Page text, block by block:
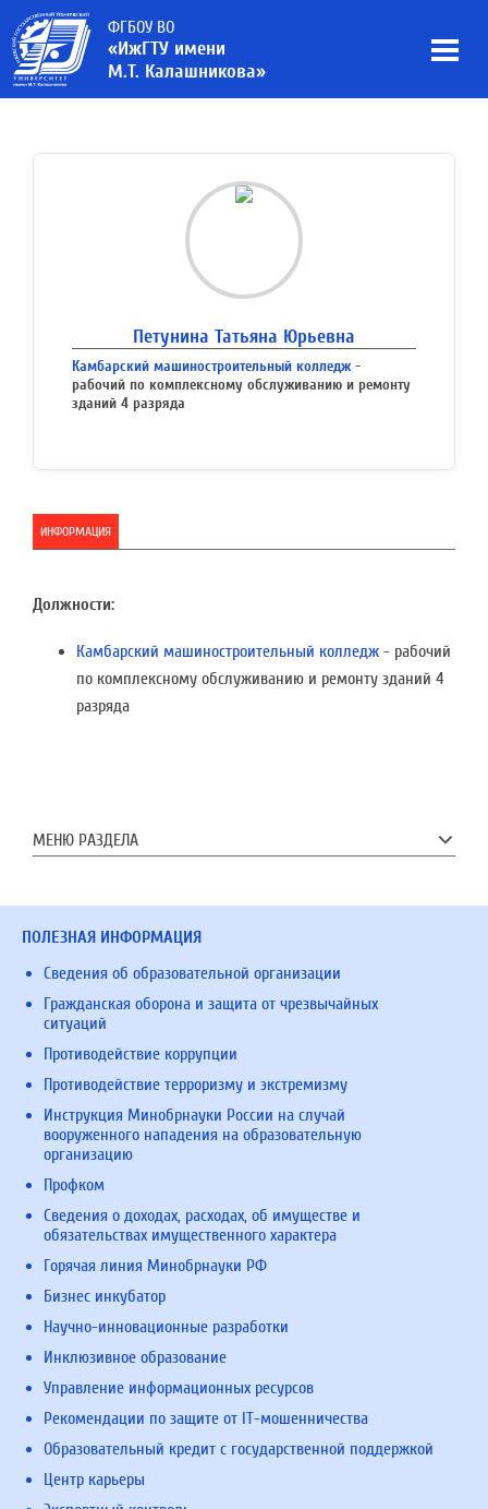
ФГБОУ ВО
«ИжГТУ имени
М.Т. Калашникова»
Петунина Татьяна Юрьевна
Камбарский машиностроительный колледж-
рабочий по комплексному обслуживанию и ремонту
зданий 4 разряда
ИНФОРМАЦИЯ
Должности:
Камбарский машиностроительный колледж - рабочий
по комплексному обслуживанию и ремонту зданий 4
разряда
МЕНЮ РАЗДЕЛА
ПОЛЕЗНАЯ ИНФОРМАЦИЯ
Сведения об образовательной организации
Гражданская оборона и защита от чрезвычайных
ситуаций
Противодействие коррупции
Противодействие терроризму и экстремизму
Инструкция Минобрнауки России на случай
вооруженного нападения на образовательную
организацию
Профком
Сведения о доходах, расходах, об имуществе и
обязательствах имущественного характера
Горячая линия Минобрнауки РФ
Бизнес инкубатор
Научно-инновационные разработки
Инклюзивное образование
Управление информационных ресурсов
Рекомендации по защите от IT-мошенничества
Образовательный кредит с государственной поддержкой
Центр карьеры